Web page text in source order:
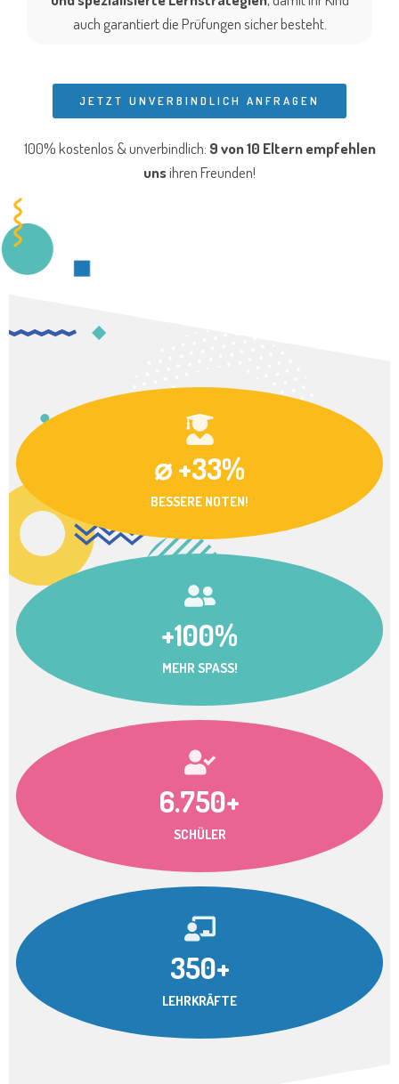
auch garantiert die Prüfungen sicher besteht.
JETZT UNVERBINDLICH ANFRAGEN
100% kostenlos & unverbindlich: 9 von 10 Eltern empfehlen
unsihren Freunden!
⌀ +33%
BESSERE NOTEN!
+100%
MEHR SPASS!
6.750+
SCHÜLER
350+
LEHRKRÄFTE